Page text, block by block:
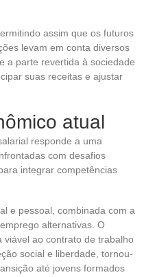
assim que os futuros
levam em conta diversos
a parte revertida à sociedade
suas receitas e ajustar
atual
responde a uma
com desafios
integrar competências
e pessoal, combinada com a
alternativas. O
ao contrato de trabalho
social e liberdade, tornou-
até jovens formados